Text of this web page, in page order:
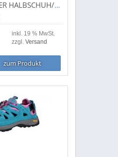
SKECHERS KINDER HALBSCHUH/SNEAKER S LIGHTS FLEX GLOW BLACK/RED/BLUE (SCHWARZ) 400137BKRB
inkl. 19 % MwSt.
zzgl. Versand
zum Produkt